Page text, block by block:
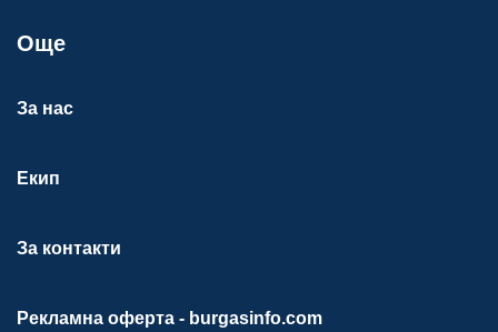
Още
За нас
Екип
За контакти
Рекламна оферта - burgasinfo.com